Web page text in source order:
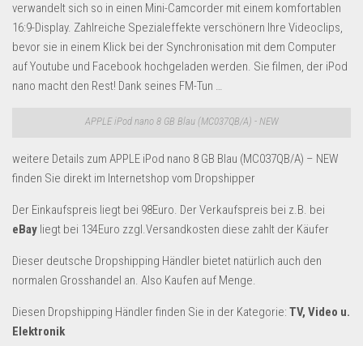
Uhren & Schmuck
Wohnen & Einrichten
Restposten-Angebote
Restposten für Privatpersonen
eBay Restposten kaufen
Saison & Eventprodkte
B2B Produkte
Grosshandel
Amazon
Aldi
verwandelt sich so in einen Mini-Camcorder mit einem komfortablen
16:9-Display. Zahlreiche Spezialeffekte verschönern Ihre Videoclips,
bevor sie in einem Klick bei der Synchronisation mit dem Computer
auf Youtube und Facebook hochgeladen werden. Sie filmen, der iPod
nano macht den Rest! Dank seines FM-Tun …
APPLE iPod nano 8 GB Blau (MC037QB/A) - NEW
weitere Details zum APPLE iPod nano 8 GB Blau (MC037QB/A) – NEW
finden Sie direkt im Internetshop vom Dropshipper
Der Einkaufspreis liegt bei 98Euro. Der Verkaufspreis bei z.B. bei
eBay liegt bei 134Euro zzgl.Versandkosten diese zahlt der Käufer
Dieser deutsche Dropshipping Händler bietet natürlich auch den
normalen Grosshandel an. Also Kaufen auf Menge.
Diesen Dropshipping Händler finden Sie in der Kategorie: TV, Video u.
Elektronik